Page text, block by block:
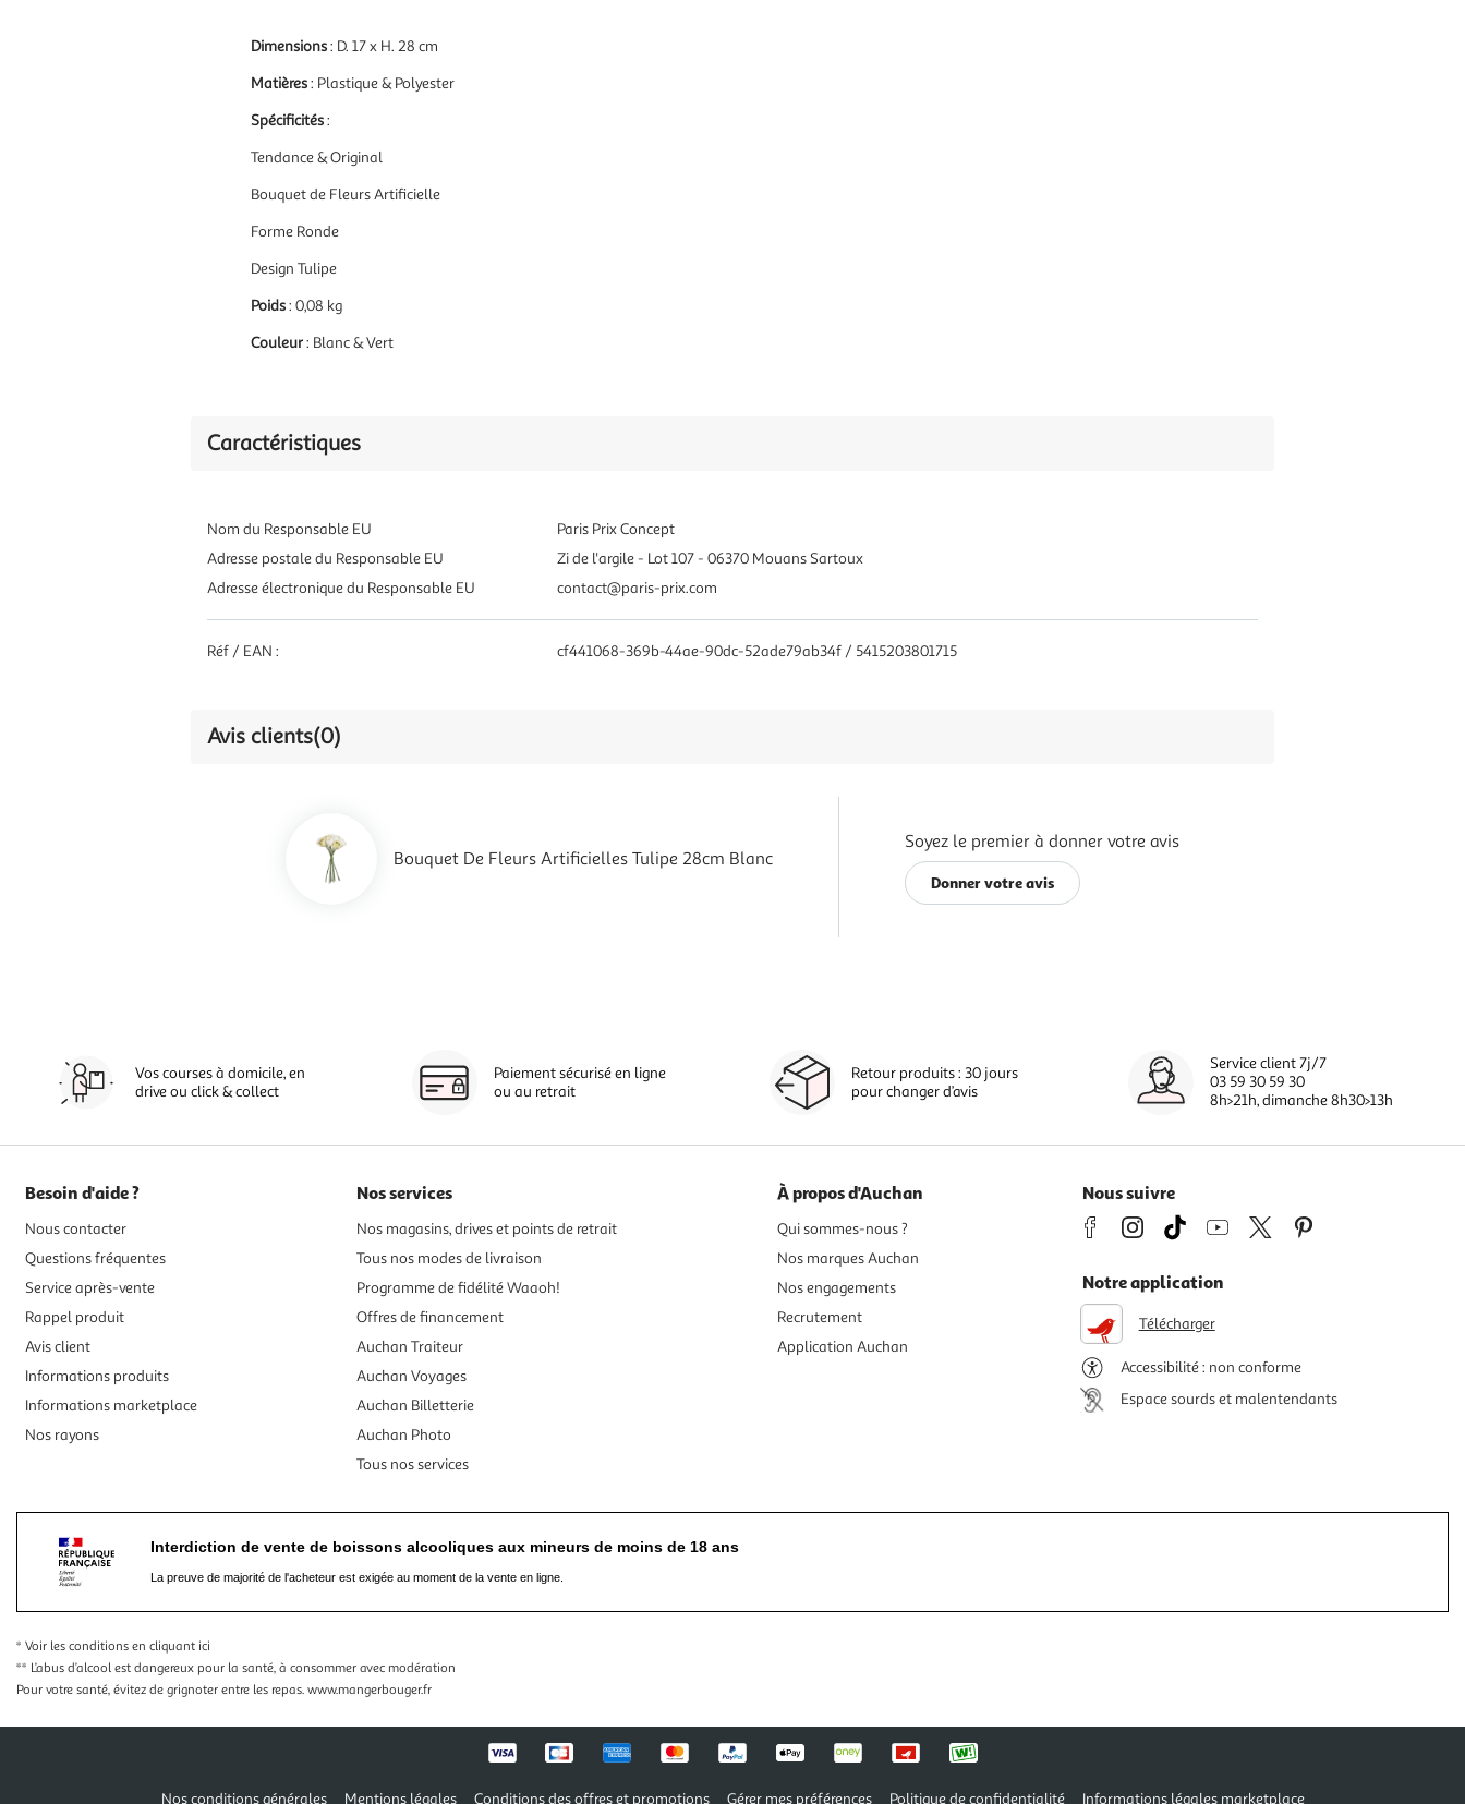
Dimensions: D. 17 x H. 28 cm
Matières: Plastique & Polyester
Spécificités:
Tendance & Original
Bouquet de Fleurs Artificielle
Forme Ronde
Design Tulipe
Poids: 0,08 kg
Couleur: Blanc & Vert
Caractéristiques
Nom du Responsable EU
Paris Prix Concept
Adresse postale du Responsable EU
Zi de l'argile - Lot 107 - 06370 Mouans Sartoux
Adresse électronique du Responsable EU
contact@paris-prix.com
Réf / EAN : cf441068-369b-44ae-90dc-52ade79ab34f / 5415203801715
Avis clients(0)
Bouquet De Fleurs Artificielles Tulipe 28cm Blanc
Soyez le premier à donner votre avis
Donner votre avis
Vos courses à domicile, en
drive ou click & collect
Paiement sécurisé en ligne
ou au retrait
Retour produits : 30 jours
pour changer d’avis
Service client 7j/7
03 59 30 59 30
8h>21h, dimanche 8h30>13h
Besoin d'aide ?
Nous contacter
Questions fréquentes
Service après-vente
Rappel produit
Avis client
Informations produits
Informations marketplace
Nos rayons
Nos services
Nos magasins, drives et points de retrait
Tous nos modes de livraison
Programme de fidélité Waaoh!
Offres de financement
Auchan Traiteur
Auchan Voyages
Auchan Billetterie
Auchan Photo
Tous nos services
À propos d'Auchan
Qui sommes-nous ?
Nos marques Auchan
Nos engagements
Recrutement
Application Auchan
Nous suivre
Notre application
Télécharger
Accessibilité : non conforme
Espace sourds et malentendants
Interdiction de vente de boissons alcooliques aux mineurs de moins de 18 ans
La preuve de majorité de l'acheteur est exigée au moment de la vente en ligne.
* Voir les conditions en cliquant ici
** L’abus d’alcool est dangereux pour la santé, à consommer avec modération
Pour votre santé, évitez de grignoter entre les repas. www.mangerbouger.fr
Nos conditions générales Mentions légales Conditions des offres et promotions Gérer mes préférences Politique de confidentialité Informations légales marketplace